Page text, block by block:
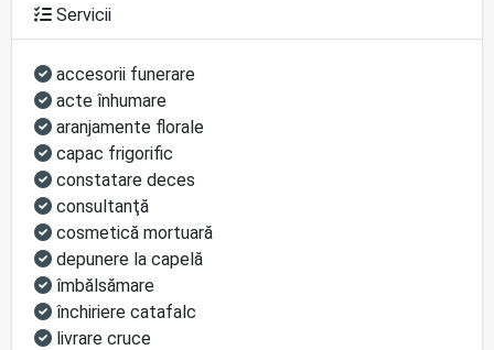
Servicii
accesorii funerare
acte înhumare
aranjamente florale
capac frigorific
constatare deces
consultanţă
cosmetică mortuară
depunere la capelă
îmbălsămare
închiriere catafalc
livrare cruce